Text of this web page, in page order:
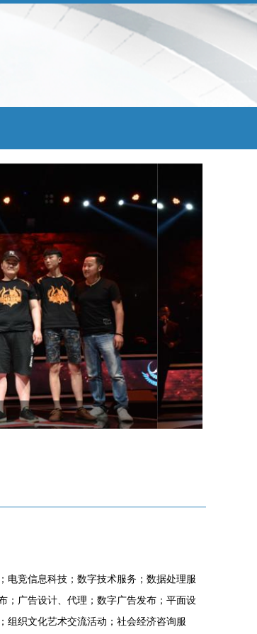
电竞信息科技；数字技术服务；数据处理服
；广告设计、代理；数字广告发布；平面设
组织文化艺术交流活动；社会经济咨询服